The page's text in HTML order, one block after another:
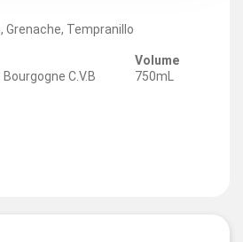
Grenache, Tempranillo
C.V.B
Volume
750mL